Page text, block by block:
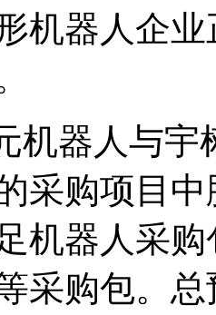
机器人企
机器人与
采购项目
机器人采
采购包。